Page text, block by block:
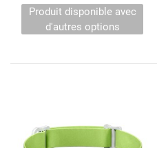
Produit disponible avec
d'autres options